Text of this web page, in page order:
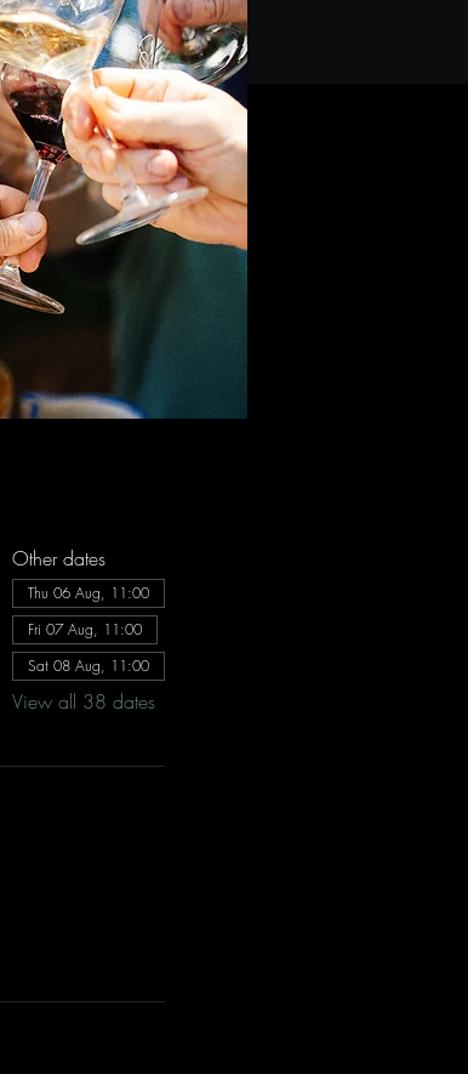
Other dates
Thu 06 Aug, 11:00
Fri 07 Aug, 11:00
Sat 08 Aug, 11:00
View all 38 dates